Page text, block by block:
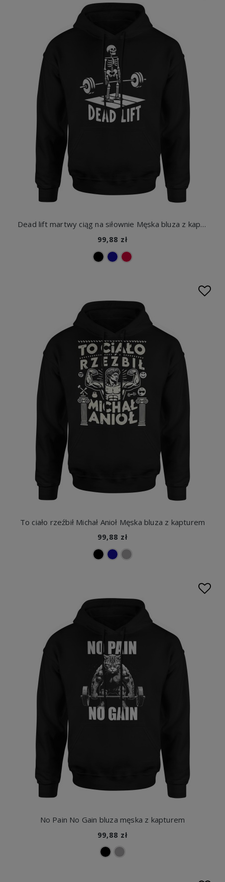
Dead lift martwy ciąg na siłownie Męska bluza z kapturem
99,88 zł
To ciało rzeźbił Michał Anioł Męska bluza z kapturem
99,88 zł
No Pain No Gain bluza męska z kapturem
99,88 zł